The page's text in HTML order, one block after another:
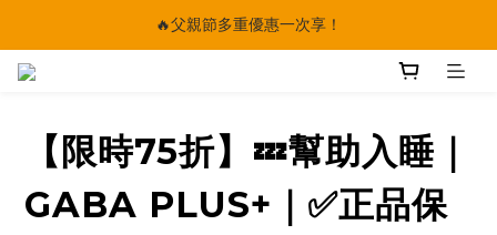
🔥父親節多重優惠一次享！
🔥父親節多重優惠一次享！
🔥父親節多重優惠一次享！
【限時75折】💤幫助入睡｜
GABA PLUS+｜✅正品保